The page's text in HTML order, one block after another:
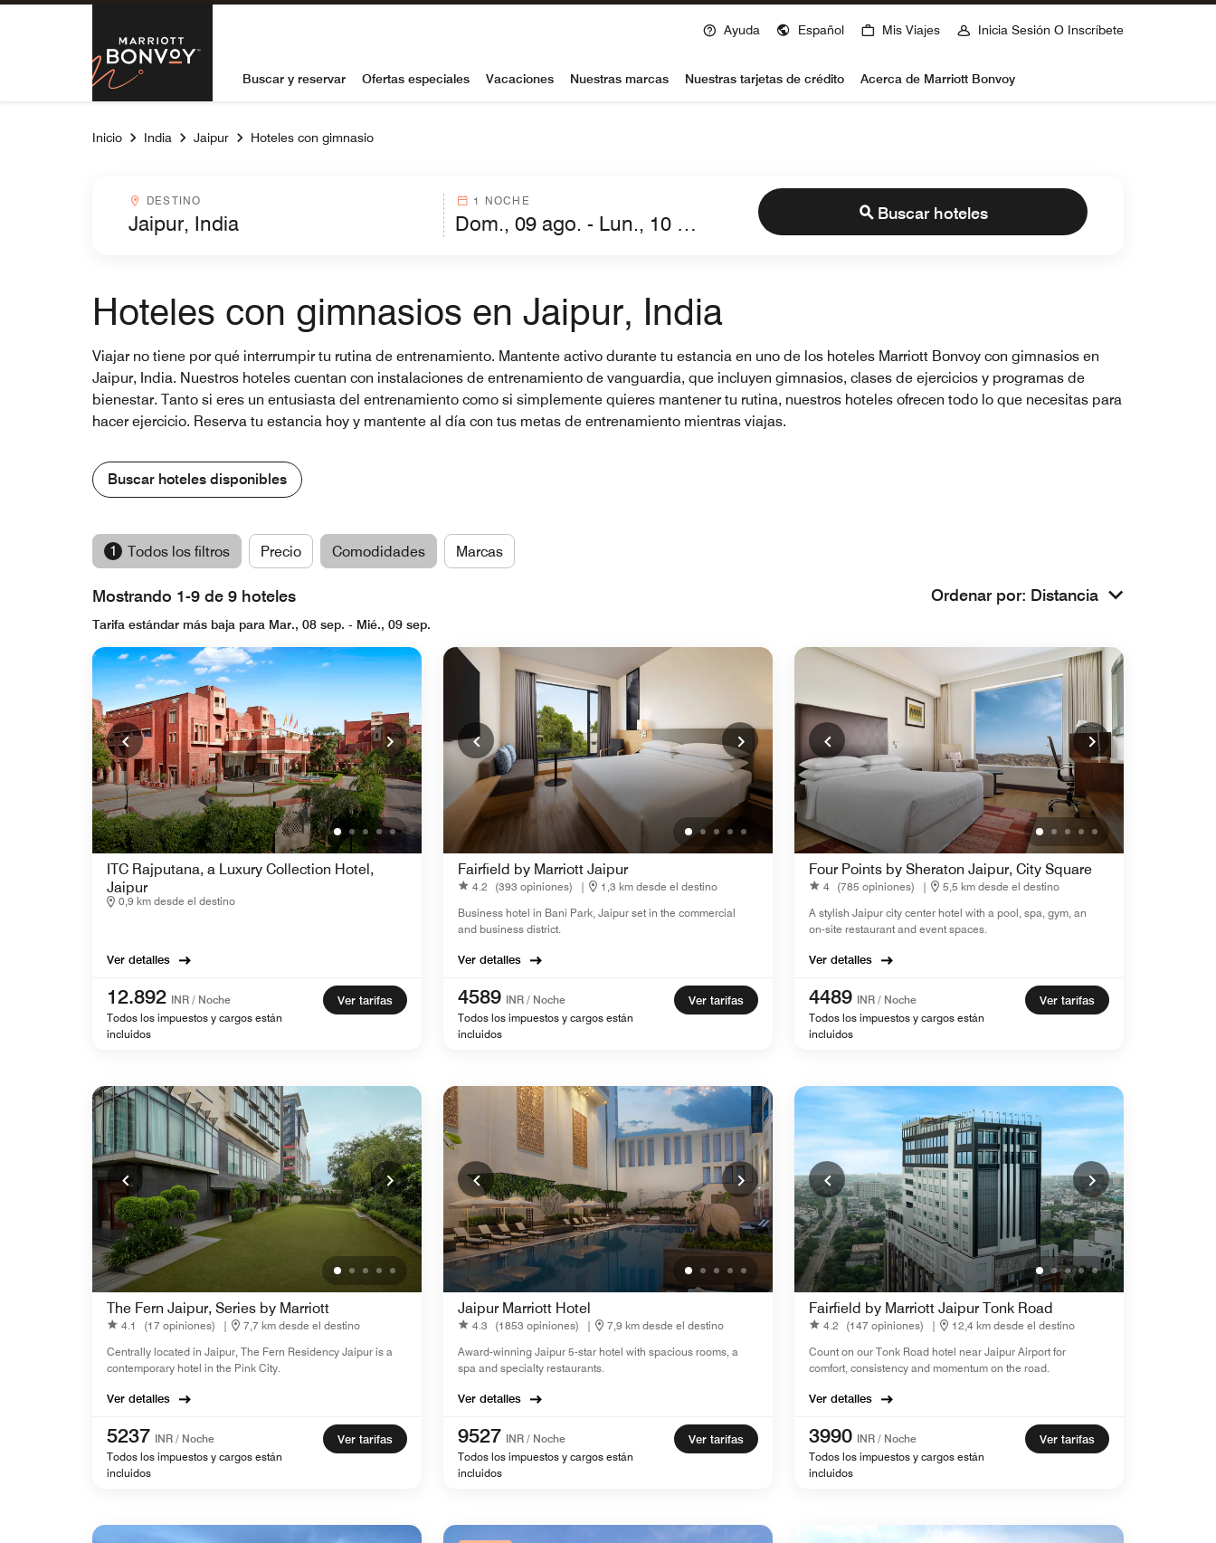
Skip to Content
Marriott Bonvoy
Ayuda Español Mis Viajes Inicia Sesión O Inscríbete
Buscar y reservar Ofertas especiales Vacaciones Nuestras marcas Nuestras tarjetas de crédito Acerca de Marriott Bonvoy
Inicio India Jaipur Hoteles con gimnasio
Destinocombobox
DESTINO 1 NOCHE
Buscar hoteles
Hoteles con gimnasios en Jaipur, India
Viajar no tiene por qué interrumpir tu rutina de entrenamiento. Mantente activo durante tu estancia en uno de los hoteles Marriott Bonvoy con gimnasios en
Jaipur, India. Nuestros hoteles cuentan con instalaciones de entrenamiento de vanguardia, que incluyen gimnasios, clases de ejercicios y programas de
bienestar. Tanto si eres un entusiasta del entrenamiento como si simplemente quieres mantener tu rutina, nuestros hoteles ofrecen todo lo que necesitas para
hacer ejercicio. Reserva tu estancia hoy y mantente al día con tus metas de entrenamiento mientras viajas.
Buscar hoteles disponibles
1 Todos los filtros Precio Comodidades Marcas
Mostrando 1-9 de 9 hoteles Ordenar por: Distancia
Tarifa estándar más baja para Mar., 08 sep. - Mié., 09 sep.
ITC Rajputana, a Luxury Collection Hotel,
Jaipur
0,9 km desde el destino
Ver detalles
12.892 INR / Noche
Todos los impuestos y cargos están
incluidos
Ver tarifas
Fairfield by Marriott Jaipur
4.2 (393 opiniones) |
1,3 km desde el destino
Business hotel in Bani Park, Jaipur​ set in the commercial
and business district.
Ver detalles
4589 INR / Noche
Todos los impuestos y cargos están
incluidos
Ver tarifas
Four Points by Sheraton Jaipur, City Square
4 (785 opiniones) |
5,5 km desde el destino
A stylish Jaipur city center hotel with a pool, spa, gym, an
on-site restaurant and event spaces.
Ver detalles
4489 INR / Noche
Todos los impuestos y cargos están
incluidos
Ver tarifas
The Fern Jaipur, Series by Marriott
4.1 (17 opiniones) |
7,7 km desde el destino
Centrally located in Jaipur, The Fern Residency Jaipur is a
contemporary hotel in the Pink City.
Ver detalles
5237 INR / Noche
Todos los impuestos y cargos están
incluidos
Ver tarifas
Jaipur Marriott Hotel
4.3 (1853 opiniones) |
7,9 km desde el destino
Award-winning Jaipur 5-star hotel with spacious rooms, a
spa and specialty restaurants.
Ver detalles
9527 INR / Noche
Todos los impuestos y cargos están
incluidos
Ver tarifas
Fairfield by Marriott Jaipur Tonk Road
4.2 (147 opiniones) |
12,4 km desde el destino
Count on our Tonk Road hotel near Jaipur Airport​ for
comfort, consistency and momentum on the road.
Ver detalles
3990 INR / Noche
Todos los impuestos y cargos están
incluidos
Ver tarifas